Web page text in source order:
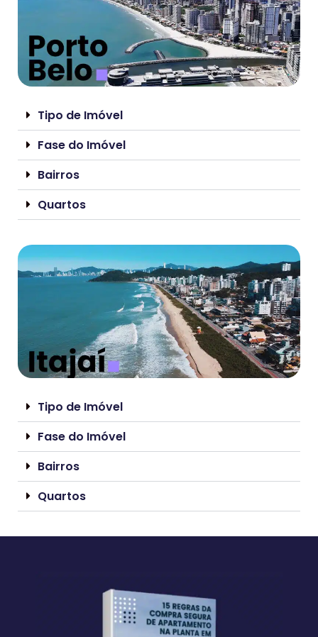
Tipo de Imóvel
Fase do Imóvel
Bairros
Quartos
Tipo de Imóvel
Fase do Imóvel
Bairros
Quartos